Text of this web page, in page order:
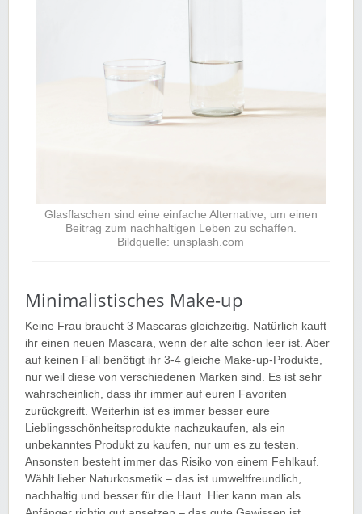
Glasflaschen sind eine einfache Alternative, um einen
Beitrag zum nachhaltigen Leben zu schaffen.
Bildquelle: unsplash.com
Minimalistisches Make-up
Keine Frau braucht 3 Mascaras gleichzeitig. Natürlich kauft
ihr einen neuen Mascara, wenn der alte schon leer ist. Aber
auf keinen Fall benötigt ihr 3-4 gleiche Make-up-Produkte,
nur weil diese von verschiedenen Marken sind. Es ist sehr
wahrscheinlich, dass ihr immer auf euren Favoriten
zurückgreift. Weiterhin ist es immer besser eure
Lieblingsschönheitsprodukte nachzukaufen, als ein
unbekanntes Produkt zu kaufen, nur um es zu testen.
Ansonsten besteht immer das Risiko von einem Fehlkauf.
Wählt lieber Naturkosmetik – das ist umweltfreundlich,
nachhaltig und besser für die Haut. Hier kann man als